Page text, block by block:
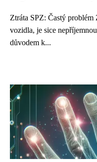
Ztráta SPZ: Častý
vozidla, je sice
důvodem k...